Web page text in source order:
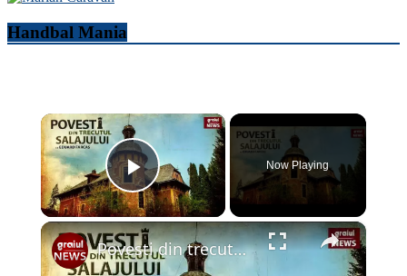
Handbal Mania
×
Play Video
Now Playing
×
Povesti din trecutul Salajului Episodul 1